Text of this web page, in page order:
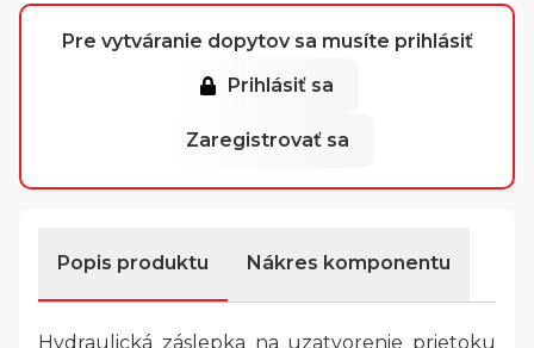
Pre vytváranie dopytov sa musíte prihlásiť
Prihlásiť sa
Zaregistrovať sa
Popis produktu Nákres komponentu
Hydraulická záslepka na uzatvorenie prietoku